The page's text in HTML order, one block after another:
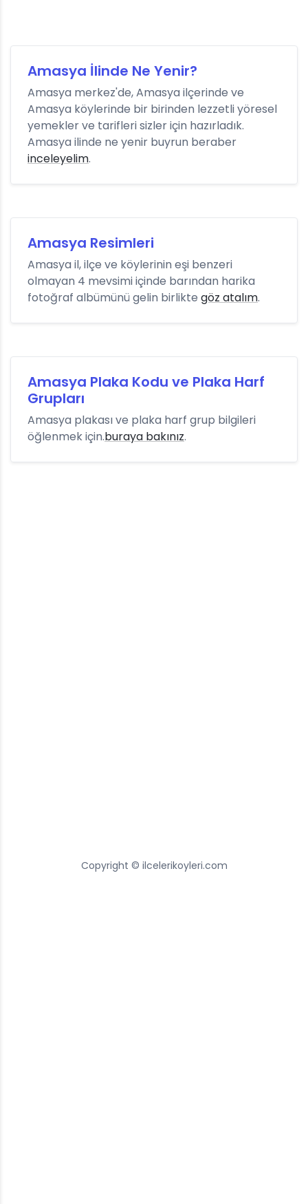
Amasya İlinde Ne Yenir?
Amasya merkez'de, Amasya ilçerinde ve
Amasya köylerinde bir birinden lezzetli yöresel
yemekler ve tarifleri sizler için hazırladık.
Amasya ilinde ne yenir buyrun beraber
inceleyelim.
Amasya Resimleri
Amasya il, ilçe ve köylerinin eşi benzeri
olmayan 4 mevsimi içinde barından harika
fotoğraf albümünü gelin birlikte göz atalım.
Amasya Plaka Kodu ve Plaka Harf
Grupları
Amasya plakası ve plaka harf grup bilgileri
öğlenmek için.buraya bakınız.
Copyright © ilcelerikoyleri.com